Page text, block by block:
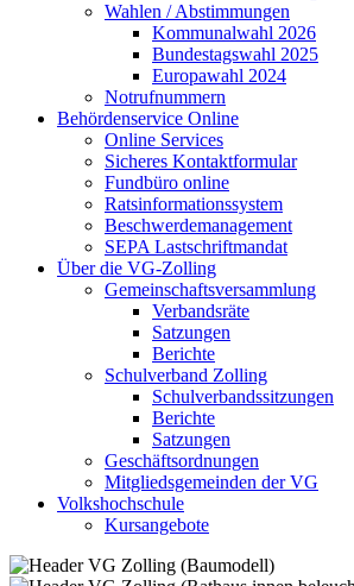
Wahlen / Abstimmungen
Kommunalwahl 2026
Bundestagswahl 2025
Europawahl 2024
Notrufnummern
Behördenservice Online
Online Services
Sicheres Kontaktformular
Fundbüro online
Ratsinformationssystem
Beschwerdemanagement
SEPA Lastschriftmandat
Über die VG-Zolling
Gemeinschaftsversammlung
Verbandsräte
Satzungen
Berichte
Schulverband Zolling
Schulverbandssitzungen
Berichte
Satzungen
Geschäftsordnungen
Mitgliedsgemeinden der VG
Volkshochschule
Kursangebote